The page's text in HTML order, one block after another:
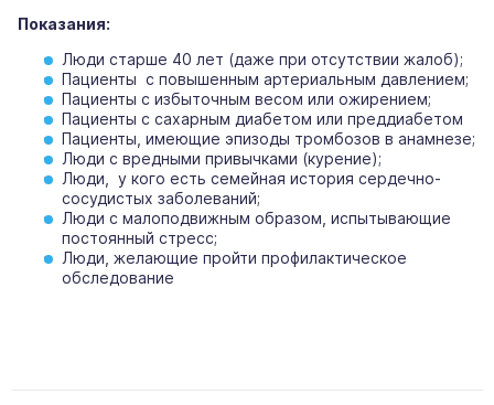
Показания:
Люди старше 40 лет (даже при отсутствии жалоб);
Пациенты с повышенным артериальным давлением;
Пациенты с избыточным весом или ожирением;
Пациенты с сахарным диабетом или преддиабетом
Пациенты, имеющие эпизоды тромбозов в анамнезе;
Люди с вредными привычками (курение);
Люди, у кого есть семейная история сердечно-
сосудистых заболеваний;
Люди с малоподвижным образом, испытывающие
постоянный стресс;
Люди, желающие пройти профилактическое
обследование